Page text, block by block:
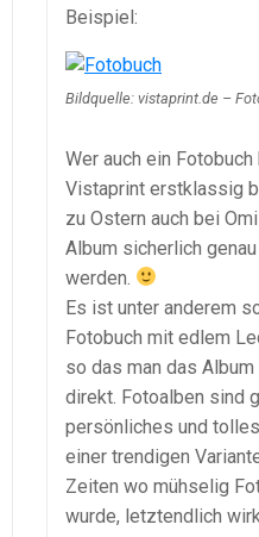
Beispiel:
Bildquelle: vistaprint.de –
Wer auch ein
Vistaprint erstklassig
zu Ostern auch bei
Album sicherlich
werden.
Es ist unter anderem
Fotobuch mit edlem
so das man das
direkt. Fotoalben sind
persönliches und
einer trendigen
Zeiten wo mühselig
wurde, letztendlich